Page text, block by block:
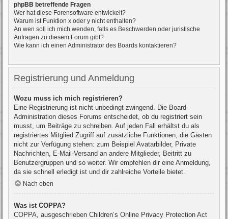
phpBB betreffende Fragen
Wer hat diese Forensoftware entwickelt?
Warum ist Funktion x oder y nicht enthalten?
An wen soll ich mich wenden, falls es Beschwerden oder juristische
Anfragen zu diesem Forum gibt?
Wie kann ich einen Administrator des Boards kontaktieren?
Registrierung und Anmeldung
Wozu muss ich mich registrieren?
Eine Registrierung ist nicht unbedingt zwingend. Die Board-
Administration dieses Forums entscheidet, ob du registriert sein
musst, um Beiträge zu schreiben. Auf jeden Fall erhältst du als
registriertes Mitglied Zugriff auf zusätzliche Funktionen, die Gästen
nicht zur Verfügung stehen: zum Beispiel Avatarbilder, Private
Nachrichten, E-Mail-Versand an andere Mitglieder, Beitritt zu
Benutzergruppen und so weiter. Wir empfehlen dir eine Anmeldung,
da sie schnell erledigt ist und dir zahlreiche Vorteile bietet.
Nach oben
Was ist COPPA?
COPPA, ausgeschrieben Children’s Online Privacy Protection Act